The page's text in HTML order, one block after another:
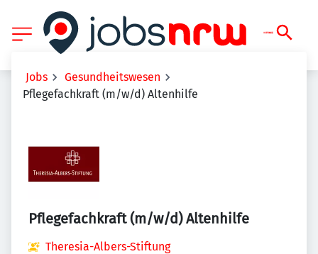
Jobs
Gesundheitswesen
Pflegefachkraft (m/w/d) Altenhilfe
Pflegefachkraft (m/w/d) Altenhilfe
Theresia-Albers-Stiftung